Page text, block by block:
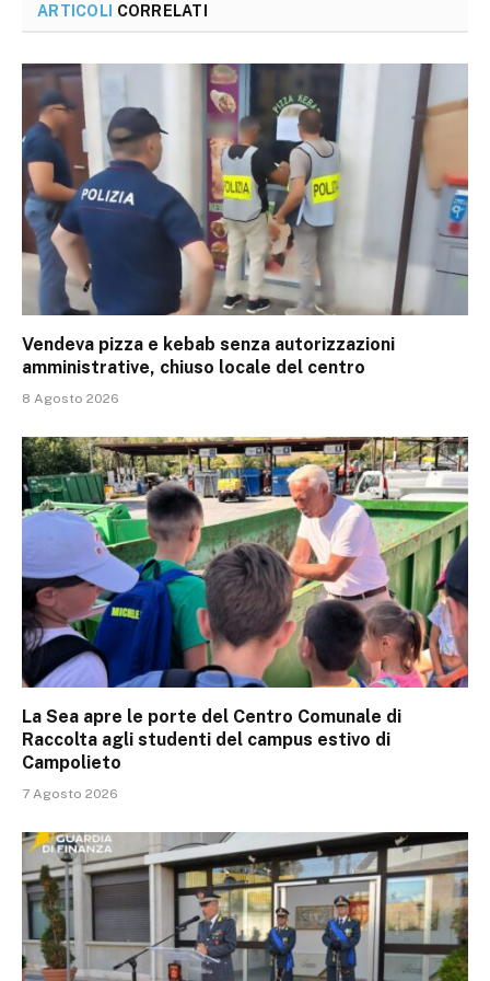
ARTICOLI CORRELATI
Vendeva pizza e kebab senza autorizzazioni
amministrative, chiuso locale del centro
8 Agosto 2026
La Sea apre le porte del Centro Comunale di
Raccolta agli studenti del campus estivo di
Campolieto
7 Agosto 2026